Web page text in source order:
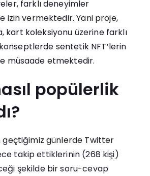
farklı deneyimler
izin vermektedir. Yani proje,
kart koleksiyonu üzerine farklı
sentetik NFT’lerin
müsaade etmektedir.
popülerlik
geçtiğimiz günlerde Twitter
takip ettiklerinin (268 kişi)
şekilde bir soru-cevap